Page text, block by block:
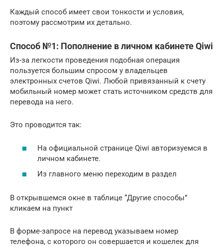
Каждый способ имеет свои тонкости и условия,
поэтому рассмотрим их детально.
Способ №1: Пополнение в личном кабинете Qiwi
Из-за легкости проведения подобная операция
пользуется большим спросом у владельцев
электронных счетов Qiwi. Любой привязанный к счету
мобильный номер может стать источником средств для
перевода на него.
Это проводится так:
На официальной странице Qiwi авторизуемся в
личном кабинете.
Из главного меню переходим в раздел
В открывшемся окне в таблице “Другие способы”
кликаем на пункт
В форме-запросе на перевод указываем номер
телефона, с которого он совершается и кошелек для